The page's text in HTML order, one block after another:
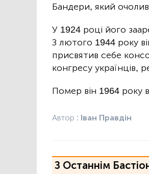
Бандери, який
У 1924 році його
З лютого 1944 року
присвятив себе
конгресу українців,
Помер він 1964 року
Автор : Іван Правдін
З Останнім